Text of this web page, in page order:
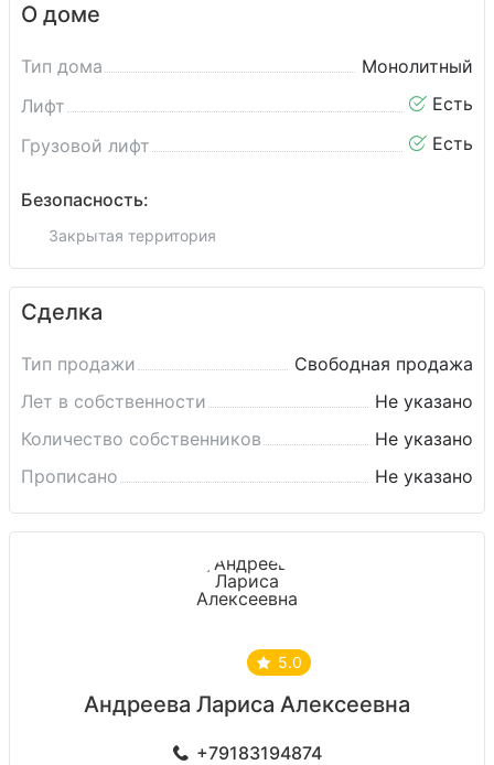
О доме
Тип дома
Монолитный
Лифт
Есть
Грузовой лифт
Есть
Безопасность:
Закрытая территория
Сделка
Тип продажи
Свободная продажа
Лет в собственности
Не указано
Количество собственников
Не указано
Прописано
Не указано
5.0
Андреева Лариса Алексеевна
+79183194874